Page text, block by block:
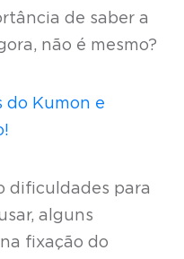
de saber a
não é mesmo?
do Kumon e
dificuldades para
alguns
fixação do